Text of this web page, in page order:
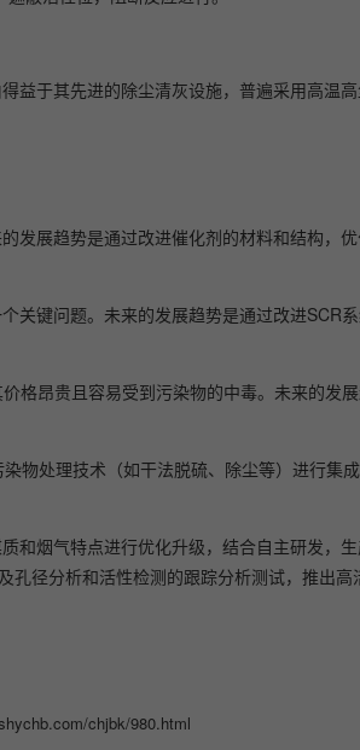
益于其先进的除尘清灰设施，普遍采用高温
发展趋势是通过改进催化剂的材料和结构，
关键问题。未来的发展趋势是通过改进SCR系
格昂贵且容易受到污染物的中毒。未来的发
物处理技术（如干法脱硫、除尘等）进行集
和烟气特点进行优化升级，结合自主研发，
径分析和活性检测的跟踪分析测试，推出高
chjbk/980.html